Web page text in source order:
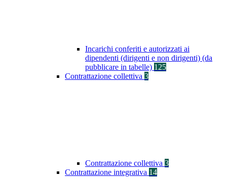
Incarichi conferiti e autorizzati ai
dipendenti (dirigenti e non dirigenti) (da
pubblicare in tabelle) 125
Contrattazione collettiva 3
Contrattazione collettiva 3
Contrattazione integrativa 14